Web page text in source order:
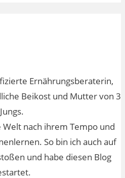
Ernährungsberaterin,
Beikost und Mutter von 3
Jungs.
nach ihrem Tempo und
So bin ich auch auf
und habe diesen Blog